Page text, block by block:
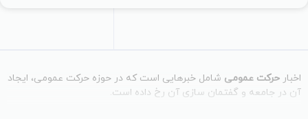
اخبار حرکت عمومیشامل خبرهایی است که در حوزه حرکت عمومی، ایجاد
آن در جامعه و گفتمان سازی آن رخ داده است.